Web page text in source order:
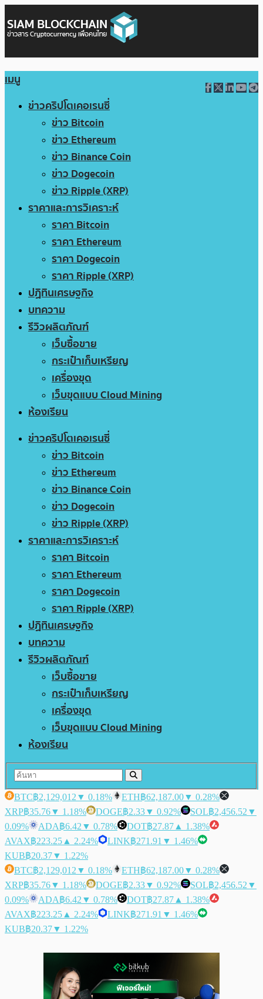
เมนู
ข่าวคริปโตเคอเรนซี่
ข่าว Bitcoin
ข่าว Ethereum
ข่าว Binance Coin
ข่าว Dogecoin
ข่าว Ripple (XRP)
ราคาและการวิเคราะห์
ราคา Bitcoin
ราคา Ethereum
ราคา Dogecoin
ราคา Ripple (XRP)
ปฏิทินเศรษฐกิจ
บทความ
รีวิวผลิตภัณฑ์
เว็บซื้อขาย
กระเป๋าเก็บเหรียญ
เครื่องขุด
เว็บขุดแบบ Cloud Mining
ห้องเรียน
ข่าวคริปโตเคอเรนซี่
ข่าว Bitcoin
ข่าว Ethereum
ข่าว Binance Coin
ข่าว Dogecoin
ข่าว Ripple (XRP)
ราคาและการวิเคราะห์
ราคา Bitcoin
ราคา Ethereum
ราคา Dogecoin
ราคา Ripple (XRP)
ปฏิทินเศรษฐกิจ
บทความ
รีวิวผลิตภัณฑ์
เว็บซื้อขาย
กระเป๋าเก็บเหรียญ
เครื่องขุด
เว็บขุดแบบ Cloud Mining
ห้องเรียน
BTC฿2,129,012 ▼ 0.18% ETH฿62,187.00▼ 0.28%
XRP฿35.76▼ 1.18% DOGE฿2.33▼ 0.92% SOL฿2,456.52 ▼
0.09%
ADA฿6.42 ▼ 0.78% DOT฿27.87 ▲ 1.38%
AVAX฿223.25 ▲ 2.24% LINK฿271.91 ▼ 1.46%
KUB฿20.37▼ 1.22%
BTC฿2,129,012 ▼ 0.18% ETH฿62,187.00▼ 0.28%
XRP฿35.76▼ 1.18% DOGE฿2.33▼ 0.92% SOL฿2,456.52 ▼
0.09%
ADA฿6.42 ▼ 0.78% DOT฿27.87 ▲ 1.38%
AVAX฿223.25 ▲ 2.24% LINK฿271.91 ▼ 1.46%
KUB฿20.37▼ 1.22%